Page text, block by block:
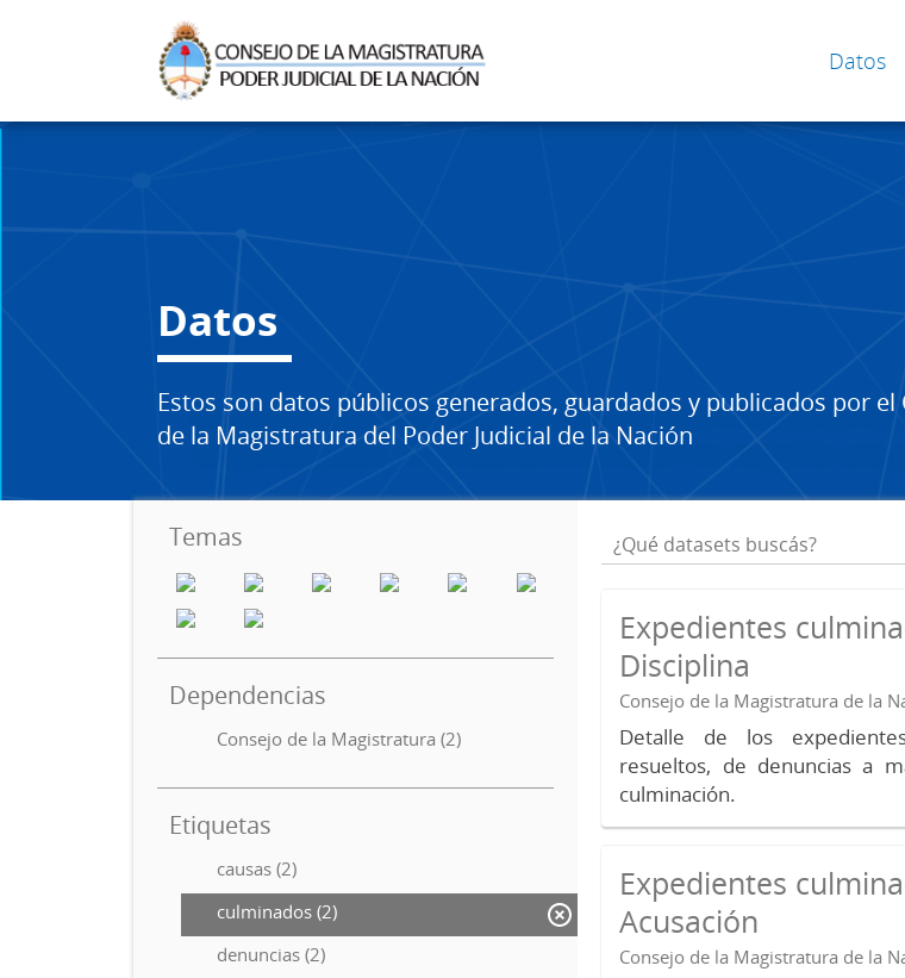
Datos
Datos
Estos son datos públicos generados, guardados y publicados por el
de la Magistratura del Poder Judicial de la Nación
Temas
Dependencias
Consejo de la Magistratura (2)
Etiquetas
causas (2)
culminados (2)
denuncias (2)
Expedientes
Disciplina
Consejo de la Magistratura de la
Detalle de los
resueltos, de denuncias a
culminación.
Expedientes
Acusación
Consejo de la Magistratura de la